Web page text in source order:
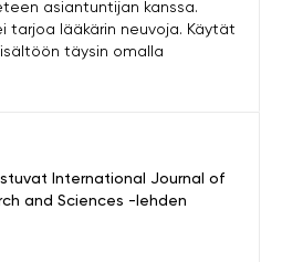
International Journal of
and Sciences -lehden
asiantuntijan kanssa.
tarjoa lääkärin neuvoja. Käytät
täysin omalla